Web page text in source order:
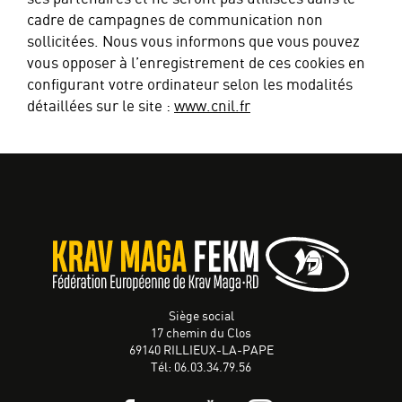
cadre de campagnes de communication non
sollicitées. Nous vous informons que vous pouvez
vous opposer à l’enregistrement de ces cookies en
configurant votre ordinateur selon les modalités
détaillées sur le site : www.cnil.fr
Siège social
17 chemin du Clos
69140 RILLIEUX-LA-PAPE
Tél: 06.03.34.79.56